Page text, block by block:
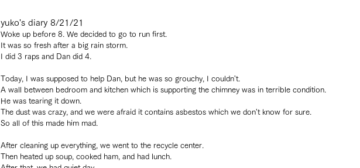
yuko's diary 8/21/21
Woke up before 8. We decided to go to run first.
It was so fresh after a big rain storm.
I did 3 raps and Dan did 4.
Today, I was supposed to help Dan, but he was so grouchy, I couldn't.
A wall between bedroom and kitchen which is supporting the chimney was in terrible condition.
He was tearing it down.
The dust was crazy, and we were afraid it contains asbestos which we don't know for sure.
So all of this made him mad.
After cleaning up everything, we went to the recycle center.
Then heated up soup, cooked ham, and had lunch.